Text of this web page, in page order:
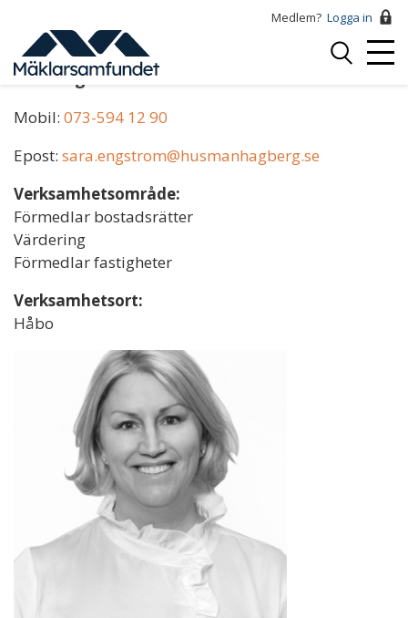
huvudinnehåll
Medlem? Logga in
Logga
Sara Engström
Mobil: 073-594 12 90
Epost: sara.engstrom@husmanhagberg.se
Verksamhetsområde:
Förmedlar bostadsrätter
Värdering
Förmedlar fastigheter
Verksamhetsort:
Håbo